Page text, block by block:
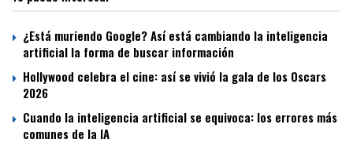
¿Está muriendo Google? Así está cambiando la inteligencia
artificial la forma de buscar información
Hollywood celebra el cine: así se vivió la gala de los Oscars
2026
Cuando la inteligencia artificial se equivoca: los errores más
comunes de la IA